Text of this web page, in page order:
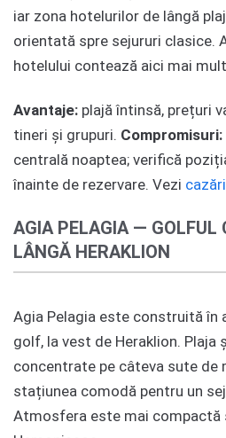
iar zona hotelurilor de lângă
orientată spre sejururi clasice.
hotelului contează aici mai
Avantaje: plajă întinsă, prețuri
tineri și grupuri. Compromisuri:
centrală noaptea; verifică
înainte de rezervare. Vezi
AGIA PELAGIA — GOLFUL
LÂNGĂ HERAKLION
Agia Pelagia este construită în
golf, la vest de Heraklion. Plaja
concentrate pe câteva sute de
stațiunea comodă pentru un
Atmosfera este mai compactă